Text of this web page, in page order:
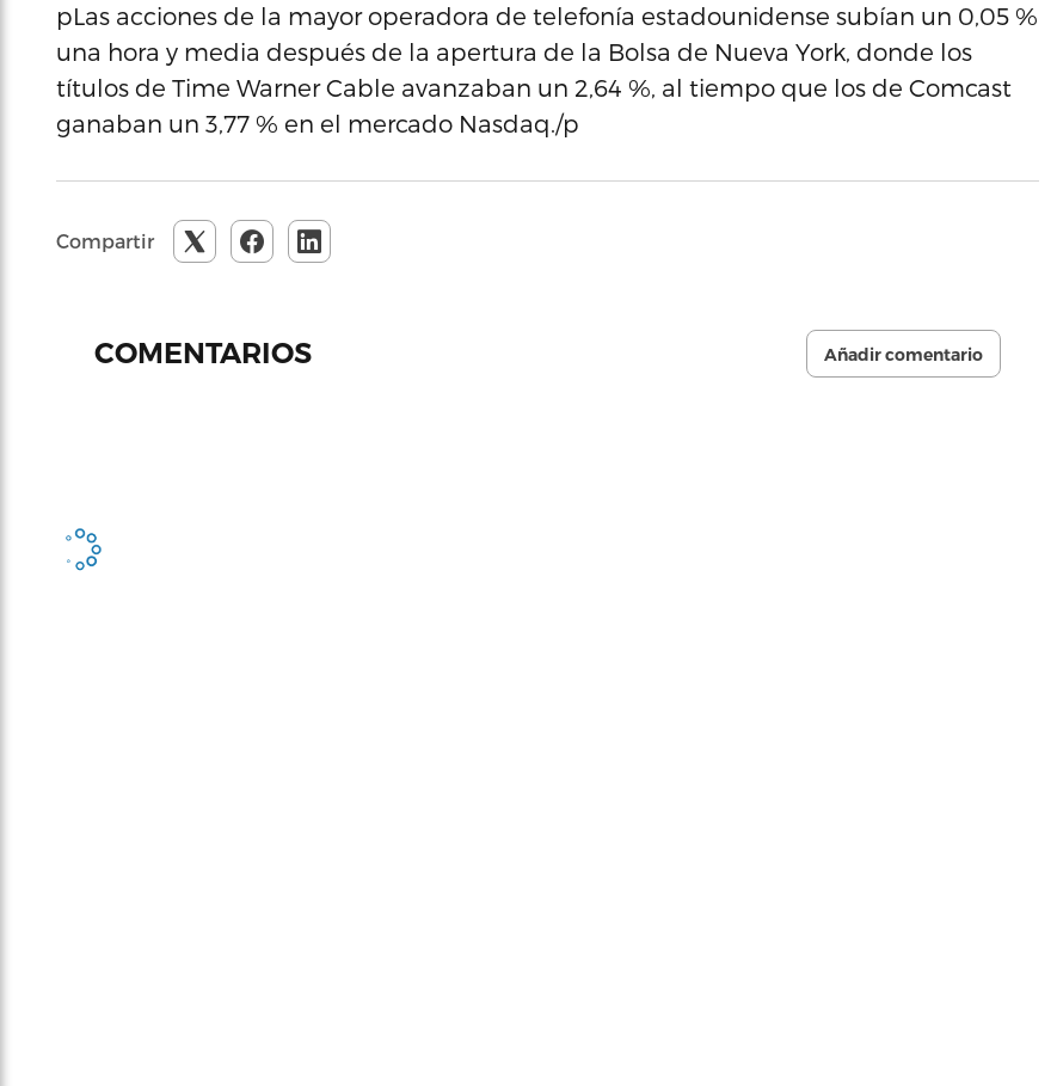
pLas acciones de la mayor operadora de telefonía estadounidense subían un 0,05 %
una hora y media después de la apertura de la Bolsa de Nueva York, donde los
títulos de Time Warner Cable avanzaban un 2,64 %, al tiempo que los de Comcast
ganaban un 3,77 % en el mercado Nasdaq./p
Compartir
COMENTARIOS Añadir comentario